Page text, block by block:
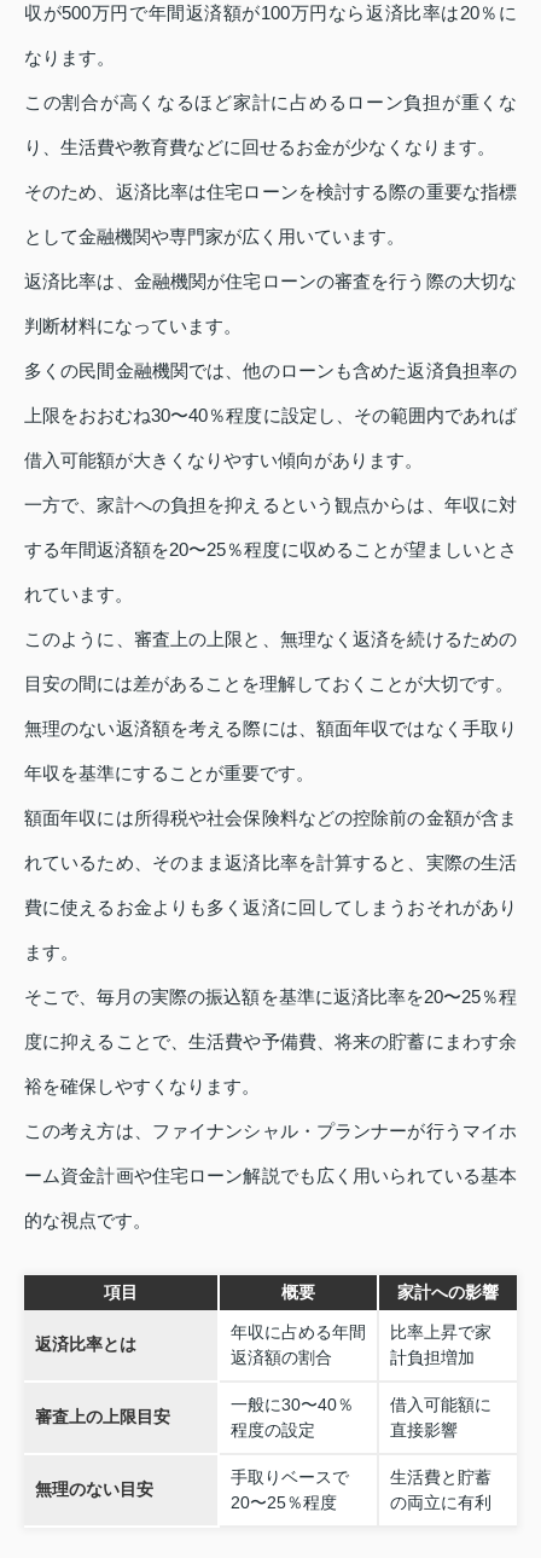
収が500万円で年間返済額が100万円なら返済比率は20％に
なります。
この割合が高くなるほど家計に占めるローン負担が重くな
り、生活費や教育費などに回せるお金が少なくなります。
そのため、返済比率は住宅ローンを検討する際の重要な指標
として金融機関や専門家が広く用いています。
返済比率は、金融機関が住宅ローンの審査を行う際の大切な
判断材料になっています。
多くの民間金融機関では、他のローンも含めた返済負担率の
上限をおおむね30〜40％程度に設定し、その範囲内であれば
借入可能額が大きくなりやすい傾向があります。
一方で、家計への負担を抑えるという観点からは、年収に対
する年間返済額を20〜25％程度に収めることが望ましいとさ
れています。
このように、審査上の上限と、無理なく返済を続けるための
目安の間には差があることを理解しておくことが大切です。
無理のない返済額を考える際には、額面年収ではなく手取り
年収を基準にすることが重要です。
額面年収には所得税や社会保険料などの控除前の金額が含ま
れているため、そのまま返済比率を計算すると、実際の生活
費に使えるお金よりも多く返済に回してしまうおそれがあり
ます。
そこで、毎月の実際の振込額を基準に返済比率を20〜25％程
度に抑えることで、生活費や予備費、将来の貯蓄にまわす余
裕を確保しやすくなります。
この考え方は、ファイナンシャル・プランナーが行うマイホ
ーム資金計画や住宅ローン解説でも広く用いられている基本
的な視点です。
項目 概要 家計への影響
返済比率とは
年収に占める年間
返済額の割合
比率上昇で家
計負担増加
審査上の上限目安
一般に30〜40％
程度の設定
借入可能額に
直接影響
無理のない目安
手取りベースで
20〜25％程度
生活費と貯蓄
の両立に有利